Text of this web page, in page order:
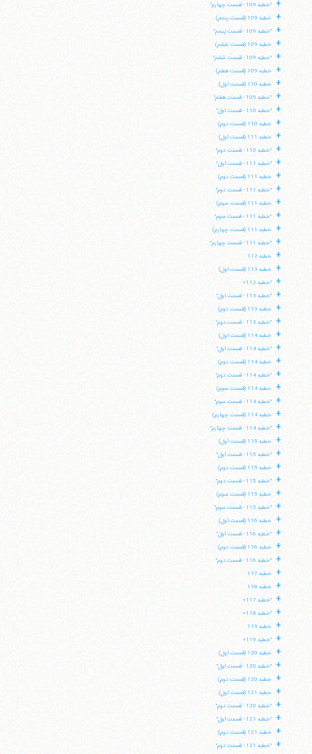
+ "خطبه 109 - قسمت چهارم"
+ خطبه 109 (قسمت پنجم)
+ "خطبه 109 - قسمت پنجم"
+ خطبه 109 (قسمت ششم)
+ "خطبه 109 - قسمت ششم"
+ خطبه 109 (قسمت هفتم)
+ خطبه 110 (قسمت اول)
+ "خطبه 109 - قسمت هفتم"
+ "خطبه 110 - قسمت اول"
+ خطبه 110 (قسمت دوم)
+ خطبه 111 (قسمت اول)
+ "خطبه 110 - قسمت دوم"
+ "خطبه 111 - قسمت اول"
+ خطبه 111 (قسمت دوم)
+ "خطبه 111 - قسمت دوم"
+ خطبه 111 (قسمت سوم)
+ "خطبه 111 - قسمت سوم"
+ خطبه 111 (قسمت چهارم)
+ "خطبه 111 - قسمت چهارم"
+ خطبه 112
+ خطبه 113 (قسمت اول)
+ "خطبه 112»
+ "خطبه 113 - قسمت اول"
+ خطبه 113 (قسمت دوم)
+ "خطبه 113 - قسمت دوم"
+ خطبه 114 (قسمت اول)
+ "خطبه 114 - قسمت اول"
+ خطبه 114 (قسمت دوم)
+ "خطبه 114 - قسمت دوم"
+ خطبه 114 (قسمت سوم)
+ "خطبه 114 - قسمت سوم"
+ خطبه 114 (قسمت چهارم)
+ "خطبه 114 - قسمت چهارم"
+ خطبه 115 (قسمت اول)
+ "خطبه 115 - قسمت اول"
+ خطبه 115 (قسمت دوم)
+ "خطبه 115 - قسمت دوم"
+ خطبه 115 (قسمت سوم)
+ "خطبه 115 - قسمت سوم"
+ خطبه 116 (قسمت اول)
+ "خطبه 116 - قسمت اول"
+ خطبه 116 (قسمت دوم)
+ "خطبه 116 - قسمت دوم"
+ خطبه 117
+ خطبه 118
+ "خطبه 117»
+ "خطبه 118»
+ خطبه 119
+ "خطبه 119»
+ خطبه 120 (قسمت اول)
+ "خطبه 120 - قسمت اول"
+ خطبه 120 (قسمت دوم)
+ خطبه 121 (قسمت اول)
+ "خطبه 120 - قسمت دوم"
+ "خطبه 121 - قسمت اول"
+ خطبه 121 (قسمت دوم)
+ "خطبه 121 - قسمت دوم"